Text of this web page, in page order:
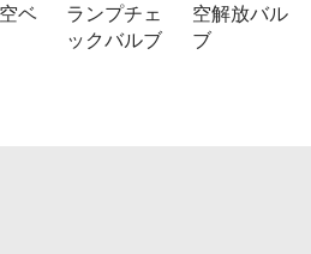
ベ
ランプチェ
ックバルブ
空解放バル
ブ